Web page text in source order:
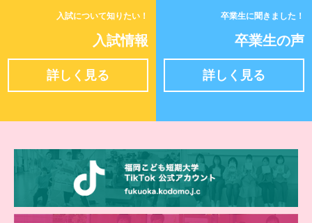
入試について知りたい！
入試情報
詳しく見る
卒業生に聞きました！
卒業生の声
詳しく見る